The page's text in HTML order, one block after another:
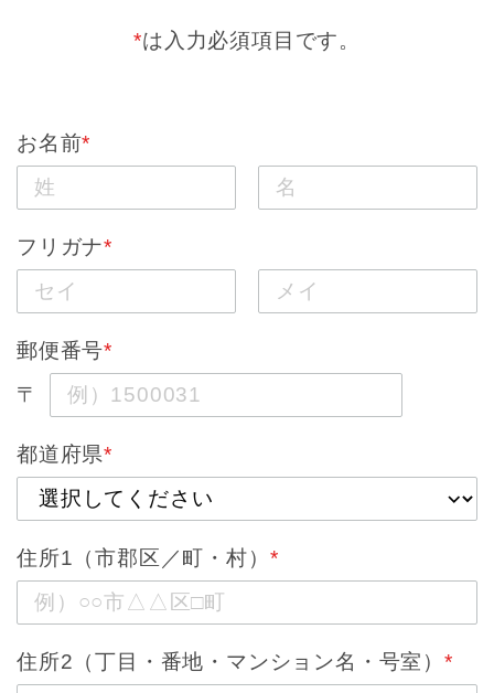
*は入力必須項目です。
お名前*
フリガナ*
郵便番号*
〒
都道府県*
住所1（市郡区／町・村） *
住所2（丁目・番地・マンション名・号室） *